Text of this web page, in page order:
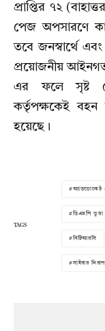
প্রাপ্তির ৭২
পেজ অপসারণে
তবে জনস্বার্থে
প্রয়োজনীয় আইনগত
এর ফলে সৃষ্ট
কর্তৃপক্ষকেই
হয়েছে।
TAGS
ডিএমপি ভুয়া
বিটিআরসি
সাইবার